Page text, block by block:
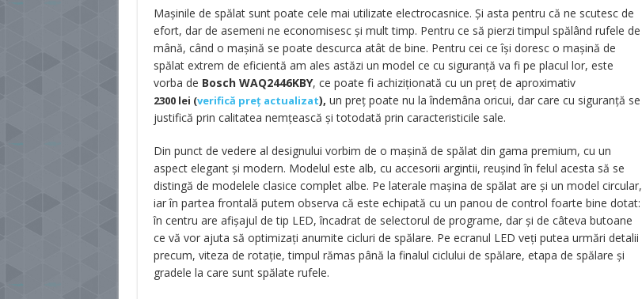
Mașinile de spălat sunt poate cele mai utilizate electrocasnice. Și asta pentru că ne scutesc de
efort, dar de asemeni ne economisesc și mult timp. Pentru ce să pierzi timpul spălând rufele de
mână, când o mașină se poate descurca atât de bine. Pentru cei ce își doresc o mașină de
spălat extrem de eficientă am ales astăzi un model ce cu siguranță va fi pe placul lor, este
vorba de Bosch WAQ2446KBY, ce poate fi achiziționată cu un preț de aproximativ
2300lei (verifică preț actualizat), un preț poate nu la îndemâna oricui, dar care cu siguranță se
justifică prin calitatea nemțească și totodată prin caracteristicile sale.
Din punct de vedere al designului vorbim de o mașină de spălat din gama premium, cu un
aspect elegant și modern. Modelul este alb, cu accesorii argintii, reușind în felul acesta să se
distingă de modelele clasice complet albe. Pe laterale mașina de spălat are și un model circular,
iar în partea frontală putem observa că este echipată cu un panou de control foarte bine dotat:
în centru are afișajul de tip LED, încadrat de selectorul de programe, dar și de câteva butoane
ce vă vor ajuta să optimizați anumite cicluri de spălare. Pe ecranul LED veți putea urmări detalii
precum, viteza de rotație, timpul rămas până la finalul ciclului de spălare, etapa de spălare și
gradele la care sunt spălate rufele.